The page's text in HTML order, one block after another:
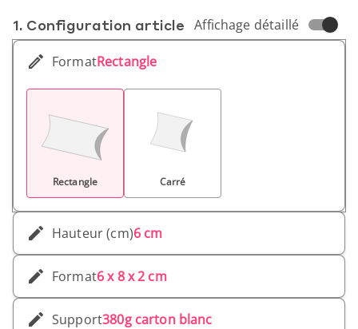
1. Conf­iguration article Affichage détaillé
FormatRectangle
Rectangle Carré
Hauteur (cm)6 cm
Format 6 x 8 x 2 cm
Support380g carton blanc